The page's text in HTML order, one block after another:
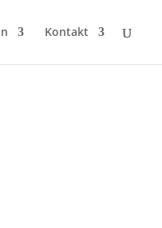
Kontakt